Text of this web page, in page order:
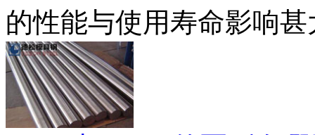
的性能与使用寿命影响甚